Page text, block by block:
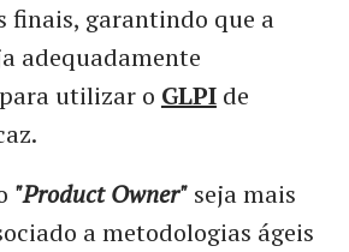
finais, garantindo que a
adequadamente
utilizar o GLPIde
"Product Owner"seja mais
a metodologias ágeis